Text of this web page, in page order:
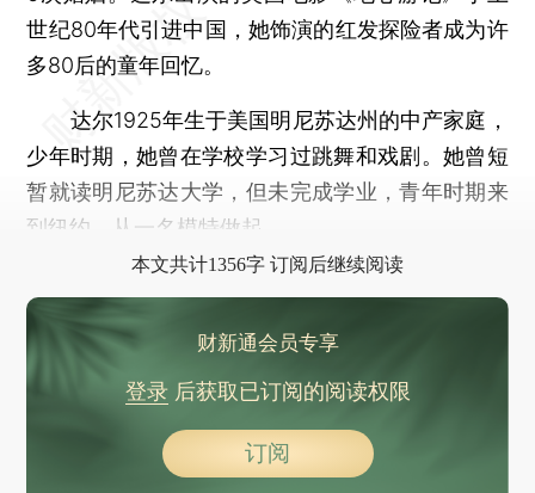
世纪80年代引进中国，她饰演的红发探险者成为许
多80后的童年回忆。
达尔1925年生于美国明尼苏达州的中产家庭，
少年时期，她曾在学校学习过跳舞和戏剧。她曾短
暂就读明尼苏达大学，但未完成学业，青年时期来
到纽约，从一名模特做起。
本文共计1356字 订阅后继续阅读
财新通会员专享
登录后获取已订阅的阅读权限
订阅